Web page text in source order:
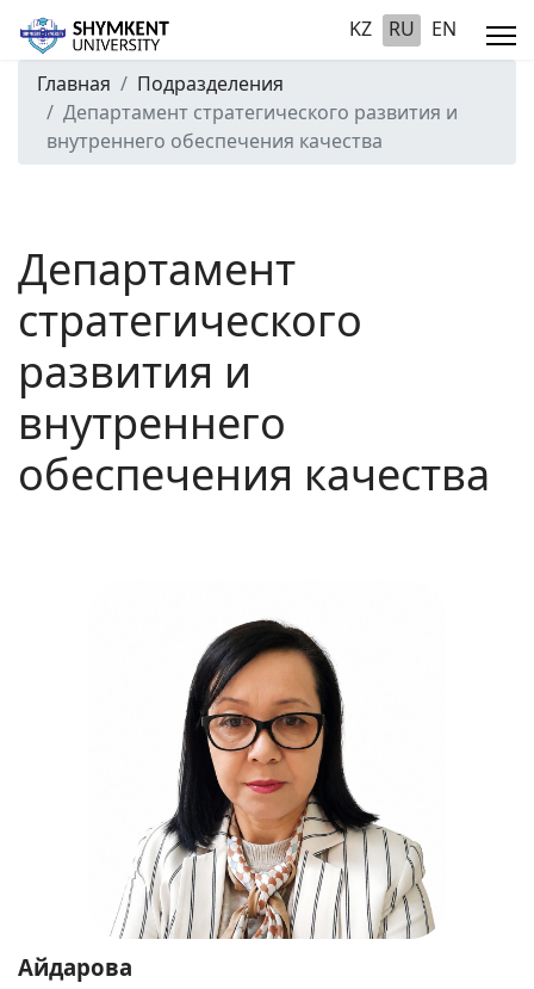
KZ RU EN
Главная
Подразделения
Департамент стратегического развития и
внутреннего обеспечения качества
Департамент
стратегического
развития и
внутреннего
обеспечения качества
Айдарова